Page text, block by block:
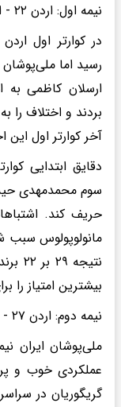
نیمه اول: اردن ۲۲ - ایران ۲۹
در کوارتر اول
رسید اما
ارسلان کاظمی به
آخر کوارتر اول
دقایق ابتدایی
سوم محمدمهدی
حریف کند.
بیشترین امتیاز را
نیمه دوم: اردن ۲۷ - ایران ۳۸
ملی‌پوشان ایران
عملکردی خوب و